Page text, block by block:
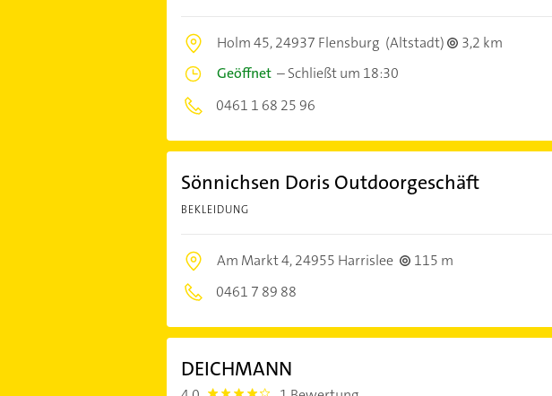
Holm 45,24937 Flensburg (Altstadt)
3,2 km
Geöffnet–Schließt um 18:30
0461 1 68 25 96
Sönnichsen Doris Outdoorgeschäft
BEKLEIDUNG
Am Markt 4,24955 Harrislee
115 m
0461 7 89 88
DEICHMANN